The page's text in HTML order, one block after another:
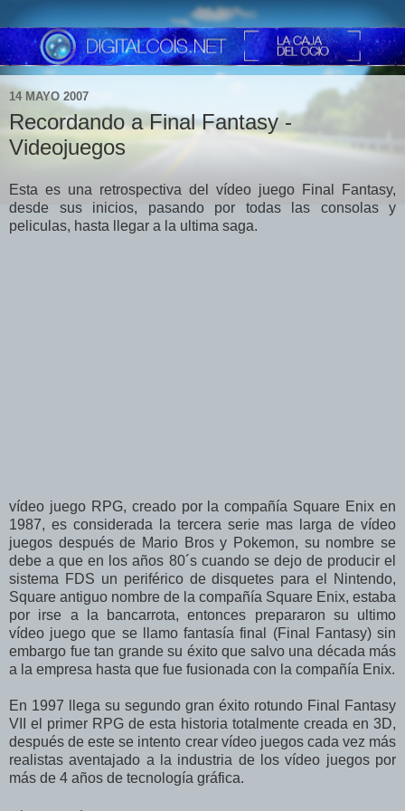
14 MAYO 2007
Recordando a Final Fantasy -
Videojuegos
Esta es una retrospectiva del vídeo juego Final Fantasy,
desde sus inicios, pasando por todas las consolas y
peliculas, hasta llegar a la ultima saga.
vídeo juego RPG, creado por la compañía Square Enix en
1987, es considerada la tercera serie mas larga de vídeo
juegos después de Mario Bros y Pokemon, su nombre se
debe a que en los años 80´s cuando se dejo de producir el
sistema FDS un periférico de disquetes para el Nintendo,
Square antiguo nombre de la compañía Square Enix, estaba
por irse a la bancarrota, entonces prepararon su ultimo
vídeo juego que se llamo fantasía final (Final Fantasy) sin
embargo fue tan grande su éxito que salvo una década más
a la empresa hasta que fue fusionada con la compañía Enix.
En 1997 llega su segundo gran éxito rotundo Final Fantasy
VII el primer RPG de esta historia totalmente creada en 3D,
después de este se intento crear vídeo juegos cada vez más
realistas aventajado a la industria de los vídeo juegos por
más de 4 años de tecnología gráfica.